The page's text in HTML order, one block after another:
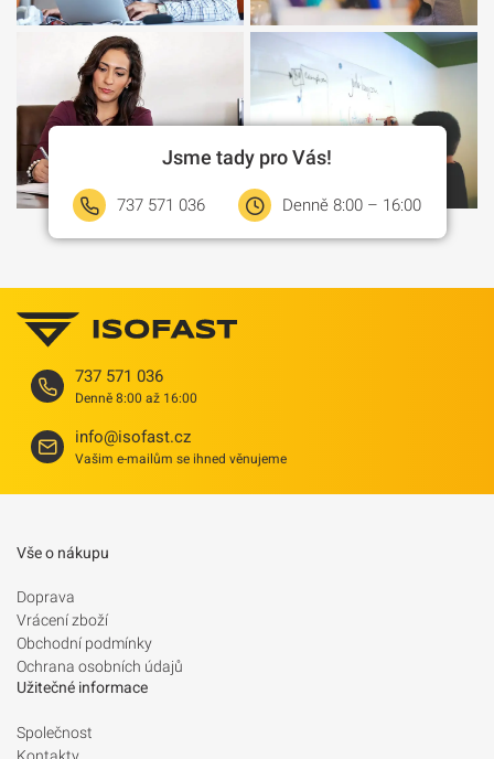
Jsme tady pro Vás!
737 571 036 Denně 8:00 – 16:00
737 571 036
Denně 8:00 až 16:00
info@isofast.cz
Vašim e-mailům se ihned věnujeme
Vše o nákupu
Doprava
Vrácení zboží
Obchodní podmínky
Ochrana osobních údajů
Užitečné informace
Společnost
Kontakty